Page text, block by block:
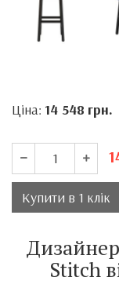
Ціна: 14 548 грн.
Купити в 1 клік
Stitch